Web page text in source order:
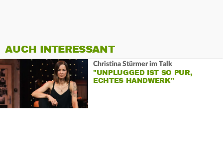
AUCH INTERESSANT
Christina Stürmer im Talk
"UNPLUGGED IST SO PUR,
ECHTES HANDWERK"